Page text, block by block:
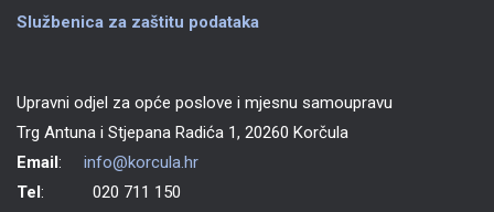
Službenica za zaštitu podataka
Upravni odjel za opće poslove i mjesnu samoupravu
Trg Antuna i Stjepana Radića 1, 20260 Korčula
Email: info@korcula.hr
Tel: 020 711 150